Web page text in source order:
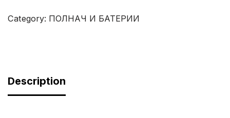
Category: ПОЛНАЧ И БАТЕРИИ
Description